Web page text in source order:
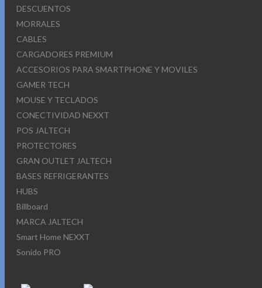
DESCUENTOS
MORRALES
CABLES
CARGADORES PREMIUM
ACCESORIOS PARA SMARTPHONE Y MOVILES
GAMER TECH
MOUSE Y TECLADOS
CONECTIVIDAD NEXXT
POS JALTECH
PROTECTORES
GRAN OUTLET JALTECH
BASES REFRIGERANTES
HUBS
Billboard
MARCA JALTECH
Smart Home NEXXT
Sonido PRO